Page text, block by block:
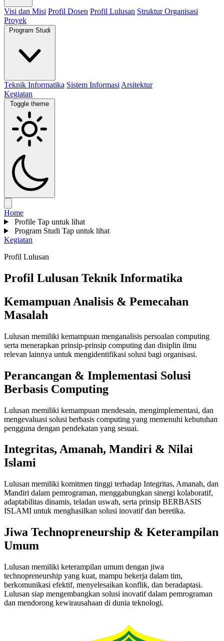
Visi dan Misi Profil Dosen Profil Lulusan Struktur Organisasi
Proyek
Program Studi
Teknik Informatika Sistem Informasi Arsitektur
Kegiatan
Toggle theme
Home
Profile Tap untuk lihat
Program Studi Tap untuk lihat
Kegiatan
Profil Lulusan
Profil Lulusan Teknik Informatika
Kemampuan Analisis & Pemecahan
Masalah
Lulusan memiliki kemampuan menganalisis persoalan computing
serta menerapkan prinsip-prinsip computing dan disiplin ilmu
relevan lainnya untuk mengidentifikasi solusi bagi organisasi.
Perancangan & Implementasi Solusi
Berbasis Computing
Lulusan memiliki kemampuan mendesain, mengimplementasi, dan
mengevaluasi solusi berbasis computing yang memenuhi kebutuhan
pengguna dengan pendekatan yang sesuai.
Integritas, Amanah, Mandiri & Nilai
Islami
Lulusan memiliki komitmen tinggi terhadap Integritas, Amanah, dan
Mandiri dalam pemrograman, menggabungkan sinergi kolaboratif,
adaptabilitas dinamis, teladan uswah, serta prinsip BERBASIS
ISLAMI untuk menghasilkan solusi inovatif dan beretika.
Jiwa Technopreneurship & Keterampilan
Umum
Lulusan memiliki keterampilan umum dengan jiwa
technopreneurship yang kuat, mampu bekerja dalam tim,
berkomunikasi efektif, menyelesaikan konflik, dan beradaptasi.
Lulusan siap mengembangkan solusi inovatif dalam pemrograman
dan mendorong kewirausahaan di dunia teknologi.